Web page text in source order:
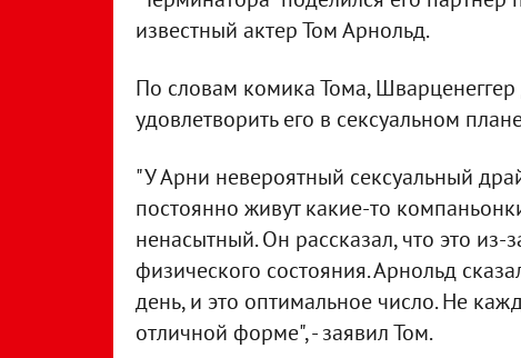
известный актер Том Арнольд.
По словам комика Тома,
удовлетворить его в сексуальном
"У Арни невероятный сексуальный
постоянно живут какие-то
ненасытный. Он рассказал, что это
физического состояния. Арнольд
день, и это оптимальное число. Не
отличной форме", - заявил Том.